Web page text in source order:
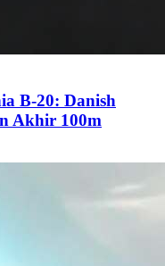
B-20: Danish
Akhir 100m